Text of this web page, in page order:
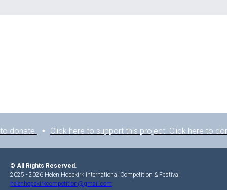
donate. Click here to support this project. Click here to
© All Rights Reserved.
2025 - 2026 Helen Hopekirk International Competition & Festival
helenhopekirkcompetition@gmail.com